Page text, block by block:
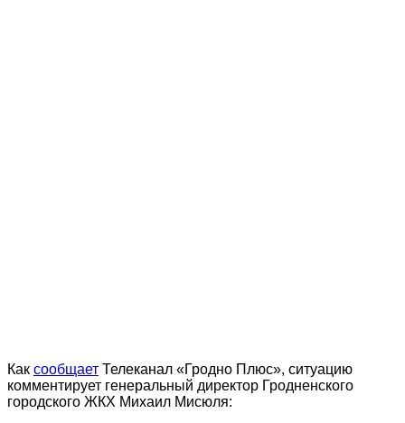
Как сообщает Телеканал «Гродно Плюс», ситуацию
комментирует генеральный директор Гродненского
городского ЖКХ Михаил Мисюля: